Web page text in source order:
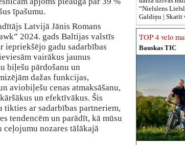
īpašumu.
Latvijā Jānis Romans
2024. gads Baltijas valstīs
iepriekšējo gadu sadarbības
vairākus jaunus
biļešu pārdošanu un
dažas funkcijas,
aviobiļešu cenas atmaksāšanu,
un efektīvākus. Šis
ar sadarbības partneriem,
tendencēm un parādīt, kā mūsu
nozares tālākajā
“Nielslens
Galdiņu | Skatīt
TOP 4 velo
Bauskas TIC